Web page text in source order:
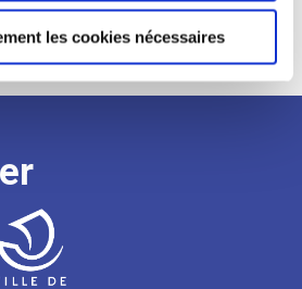
les cookies nécessaires